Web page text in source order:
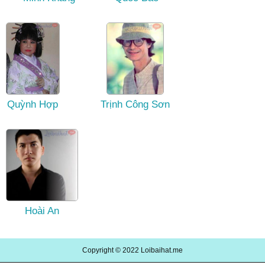
Quỳnh Hợp Trịnh Công Sơn
Hoài An
Copyright © 2022 Loibaihat.me